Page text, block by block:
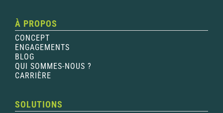
À PROPOS
CONCEPT
ENGAGEMENTS
BLOG
QUI SOMMES-NOUS ?
CARRIÈRE
SOLUTIONS